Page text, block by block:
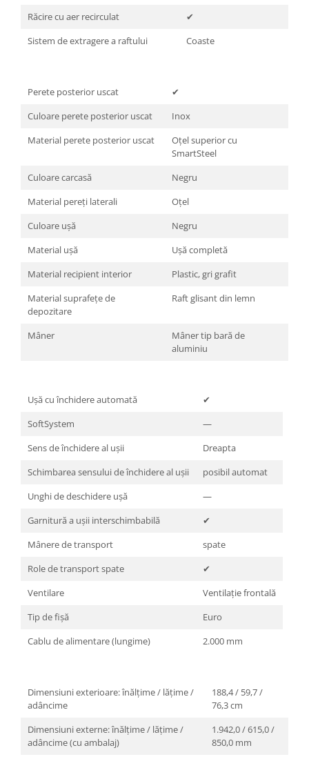
Răcire cu aer recirculat
✔
Sistem de extragere a raftului
Coaste
Perete posterior uscat
✔
Culoare perete posterior uscat
Inox
Material perete posterior uscat
Oţel superior cu
SmartSteel
Culoare carcasă
Negru
Material pereţi laterali
Oţel
Culoare uşă
Negru
Material uşă
Uşă completă
Material recipient interior
Plastic, gri grafit
Material suprafeţe de
depozitare
Raft glisant din lemn
Mâner
Mâner tip bară de
aluminiu
Ușă cu închidere automată
✔
SoftSystem
—
Sens de închidere al uşii
Dreapta
Schimbarea sensului de închidere al uşii
posibil automat
Unghi de deschidere uşă
—
Garnitură a uşii interschimbabilă
✔
Mânere de transport
spate
Role de transport spate
✔
Ventilare
Ventilaţie frontală
Tip de fişă
Euro
Cablu de alimentare (lungime)
2.000 mm
Dimensiuni exterioare: înălțime / lățime /
adâncime
188,4 / 59,7 /
76,3 cm
Dimensiuni externe: înălțime / lățime /
adâncime (cu ambalaj)
1.942,0 / 615,0 /
850,0 mm